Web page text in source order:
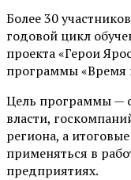
Более 30
годовой цикл
проекта «Герои
программы «Время
Цель программы —
власти,
региона, а
применяться в
предприятиях.